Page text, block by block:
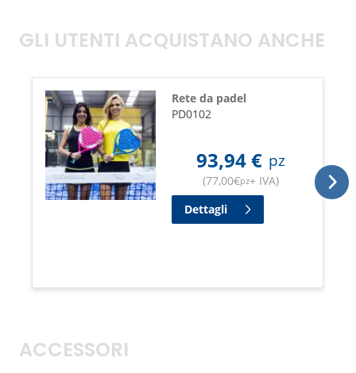
GLI UTENTI ACQUISTANO ANCHE
Rete da padel
PD0102
93,94€ pz
(77,00€pz+ IVA)
Dettagli
ACCESSORI